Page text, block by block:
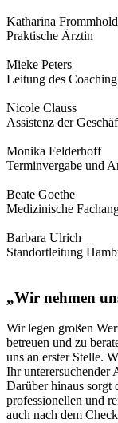
Katharina
Praktische Ärztin
Mieke Peters
Leitung des
Nicole Clauss
Assistenz der
Monika Felderhoff
Terminvergabe und
Beate Goethe
Medizinische
Barbara Ulrich
Standortleitung
„Wir nehmen
Wir legen großen
betreuen und zu
uns an erster Stelle.
Ihr unterersuchender
Darüber hinaus
professionellen und
auch nach dem